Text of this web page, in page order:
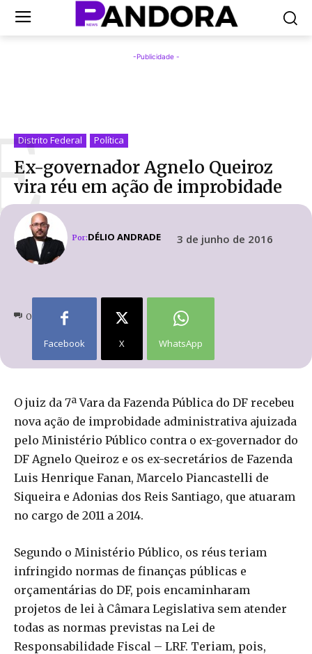
-Publicidade -
Distrito Federal Política
Ex-governador Agnelo Queiroz
vira réu em ação de improbidade
Por:DÉLIO ANDRADE 3 de junho de 2016
0
Facebook X WhatsApp
O juiz da 7ª Vara da Fazenda Pública do DF recebeu
nova ação de improbidade administrativa ajuizada
pelo Ministério Público contra o ex-governador do
DF Agnelo Queiroz e os ex-secretários de Fazenda
Luis Henrique Fanan, Marcelo Piancastelli de
Siqueira e Adonias dos Reis Santiago, que atuaram
no cargo de 2011 a 2014.
Segundo o Ministério Público, os réus teriam
infringido normas de finanças públicas e
orçamentárias do DF, pois encaminharam
projetos de lei à Câmara Legislativa sem atender
todas as normas previstas na Lei de
Responsabilidade Fiscal – LRF. Teriam, pois,